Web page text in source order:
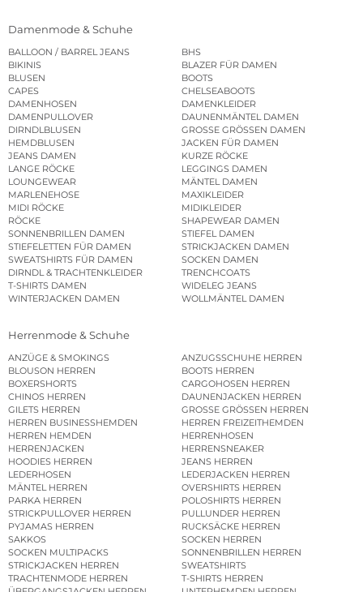
Damenmode & Schuhe
BALLOON / BARREL JEANS
BHS
BIKINIS
BLAZER FÜR DAMEN
BLUSEN
BOOTS
CAPES
CHELSEABOOTS
DAMENHOSEN
DAMENKLEIDER
DAMENPULLOVER
DAUNENMÄNTEL DAMEN
DIRNDLBLUSEN
GROSSE GRÖSSEN DAMEN
HEMDBLUSEN
JACKEN FÜR DAMEN
JEANS DAMEN
KURZE RÖCKE
LANGE RÖCKE
LEGGINGS DAMEN
LOUNGEWEAR
MÄNTEL DAMEN
MARLENEHOSE
MAXIKLEIDER
MIDI RÖCKE
MIDIKLEIDER
RÖCKE
SHAPEWEAR DAMEN
SONNENBRILLEN DAMEN
STIEFEL DAMEN
STIEFELETTEN FÜR DAMEN
STRICKJACKEN DAMEN
SWEATSHIRTS FÜR DAMEN
SOCKEN DAMEN
DIRNDL & TRACHTENKLEIDER
TRENCHCOATS
T-SHIRTS DAMEN
WIDELEG JEANS
WINTERJACKEN DAMEN
WOLLMÄNTEL DAMEN
Herrenmode & Schuhe
ANZÜGE & SMOKINGS
ANZUGSSCHUHE HERREN
BLOUSON HERREN
BOOTS HERREN
BOXERSHORTS
CARGOHOSEN HERREN
CHINOS HERREN
DAUNENJACKEN HERREN
GILETS HERREN
GROSSE GRÖSSEN HERREN
HERREN BUSINESSHEMDEN
HERREN FREIZEITHEMDEN
HERREN HEMDEN
HERRENHOSEN
HERRENJACKEN
HERRENSNEAKER
HOODIES HERREN
JEANS HERREN
LEDERHOSEN
LEDERJACKEN HERREN
MÄNTEL HERREN
OVERSHIRTS HERREN
PARKA HERREN
POLOSHIRTS HERREN
STRICKPULLOVER HERREN
PULLUNDER HERREN
PYJAMAS HERREN
RUCKSÄCKE HERREN
SAKKOS
SOCKEN HERREN
SOCKEN MULTIPACKS
SONNENBRILLEN HERREN
STRICKJACKEN HERREN
SWEATSHIRTS
TRACHTENMODE HERREN
T-SHIRTS HERREN